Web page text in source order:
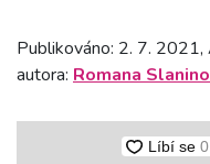
Publikováno: 2. 7. 2021,
autora: Romana